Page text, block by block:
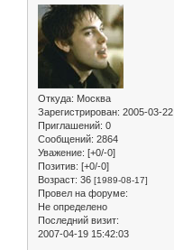
Откуда: Москва
Зарегистрирован: 2005-03-22
Приглашений: 0
Сообщений: 2864
Уважение: [+0/-0]
Позитив: [+0/-0]
Возраст: 36 [1989-08-17]
Провел на форуме:
Не определено
Последний визит:
2007-04-19 15:42:03